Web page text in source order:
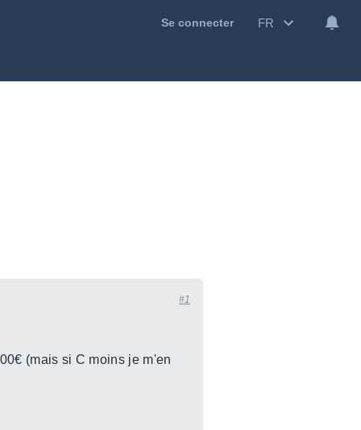
Se connecter FR
#1
(mais si C moins je m'en